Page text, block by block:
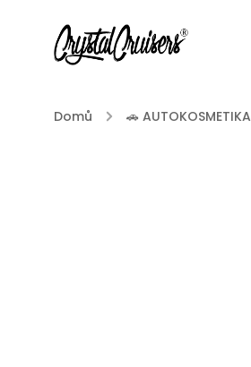
Domů / 🚗 AUTOKOSMETIKA